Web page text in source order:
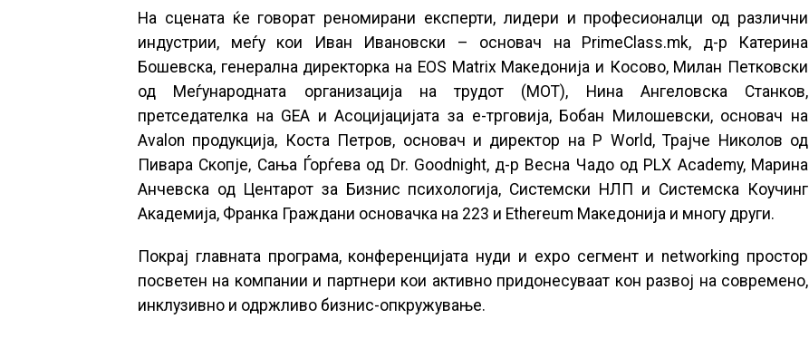
На сцената ќе говорат реномирани експерти, лидери и професионалци од различни
индустрии, меѓу кои Иван Ивановски – основач на PrimeClass.mk, д-р Катерина
Бошевска, генерална директорка на EOS Matrix Македонија и Косово, Милан Петковски
од Меѓународната организација на трудот (МОТ), Нина Ангеловска Станков,
претседателка на GEA и Асоцијацијата за е-трговија, Бобан Милошевски, основач на
Avalon продукција, Коста Петров, основач и директор на P World, Трајче Николов од
Пивара Скопје, Сања Ѓорѓева од Dr. Goodnight, д-р Весна Чадо од PLX Academy, Марина
Анчевска од Центарот за Бизнис психологија, Системски НЛП и Системска Коучинг
Академија, Франка Граждани основачка на 223 и Ethereum Македонија и многу други.
Покрај главната програма, конференцијата нуди и expo сегмент и networking простор
посветен на компании и партнери кои активно придонесуваат кон развој на современо,
инклузивно и одржливо бизнис-опкружување.